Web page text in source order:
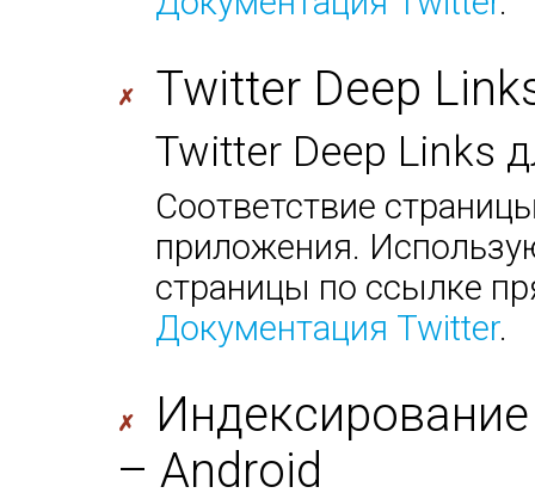
✗ Twitter Deep
Twitter Deep Links
Соответствие
приложения.
страницы по ссылке
Документация Twitter.
✗
– Android